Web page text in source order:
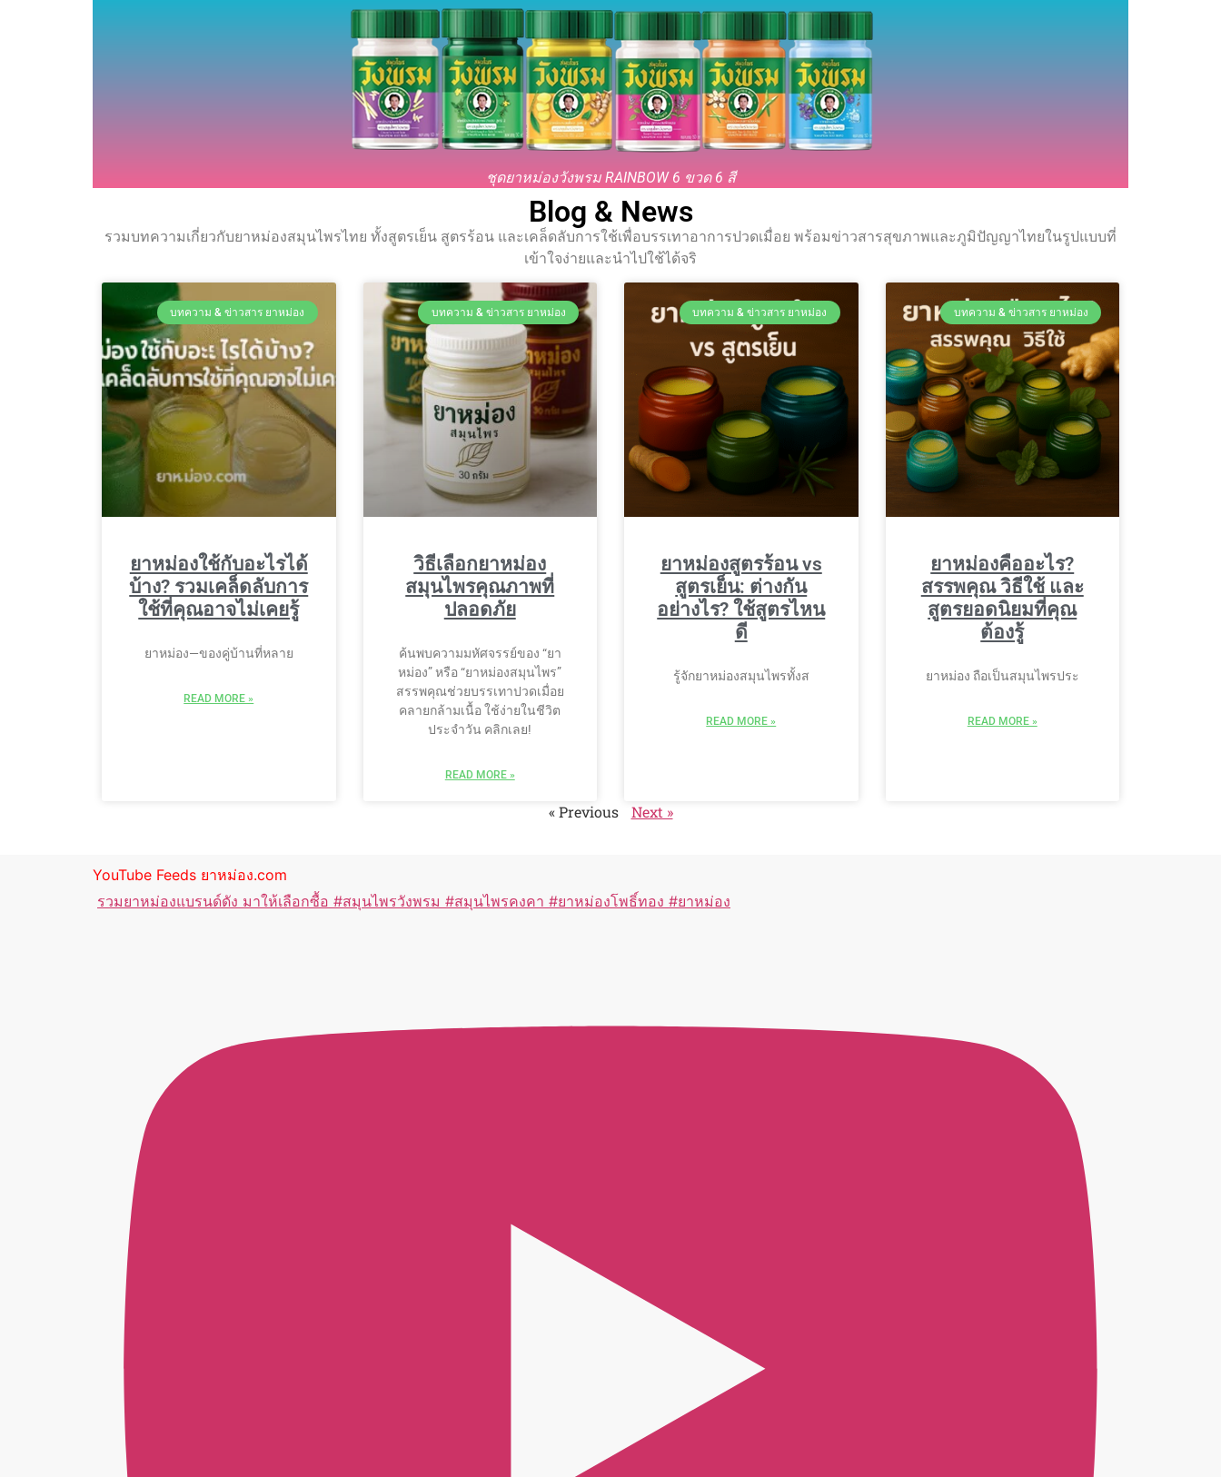
ชุดยาหม่องวังพรม RAINBOW 6 ขวด 6 สี
Blog & News
รวมบทความเกี่ยวกับยาหม่องสมุนไพรไทย ทั้งสูตรเย็น สูตรร้อน และเคล็ดลับการใช้เพื่อบรรเทาอาการปวดเมื่อย พร้อมข่าวสารสุขภาพและภูมิปัญญาไทยในรูปแบบที่
เข้าใจง่ายและนำไปใช้ได้จริ
บทความ & ข่าวสาร ยาหม่อง
ยาหม่องใช้กับอะไรได้
บ้าง? รวมเคล็ดลับการ
ใช้ที่คุณอาจไม่เคยรู้
ยาหม่อง—ของคู่บ้านที่หลาย
READ MORE »
บทความ & ข่าวสาร ยาหม่อง
วิธีเลือกยาหม่อง
สมุนไพรคุณภาพที่
ปลอดภัย
ค้นพบความมหัศจรรย์ของ “ยา
หม่อง” หรือ “ยาหม่องสมุนไพร”
สรรพคุณช่วยบรรเทาปวดเมื่อย
คลายกล้ามเนื้อ ใช้ง่ายในชีวิต
ประจำวัน คลิกเลย!
READ MORE »
บทความ & ข่าวสาร ยาหม่อง
ยาหม่องสูตรร้อน vs
สูตรเย็น: ต่างกัน
อย่างไร? ใช้สูตรไหน
ดี
รู้จักยาหม่องสมุนไพรทั้งส
READ MORE »
บทความ & ข่าวสาร ยาหม่อง
ยาหม่องคืออะไร?
สรรพคุณ วิธีใช้ และ
สูตรยอดนิยมที่คุณ
ต้องรู้
ยาหม่อง ถือเป็นสมุนไพรประ
READ MORE »
« Previous Next »
YouTube Feeds ยาหม่อง.com
รวมยาหม่องแบรนด์ดัง มาให้เลือกซื้อ #สมุนไพรวังพรม #สมุนไพรคงคา #ยาหม่องโพธิ์ทอง #ยาหม่อง